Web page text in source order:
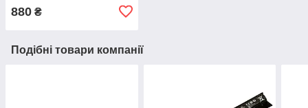
880 ₴
Подібні товари компанії